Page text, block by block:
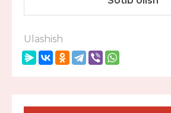
Ulashish